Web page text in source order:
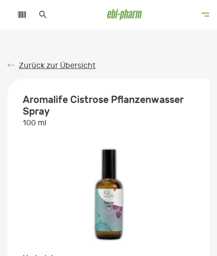
Zurück zur Übersicht
Aromalife Cistrose Pflanzenwasser
Spray
100 ml